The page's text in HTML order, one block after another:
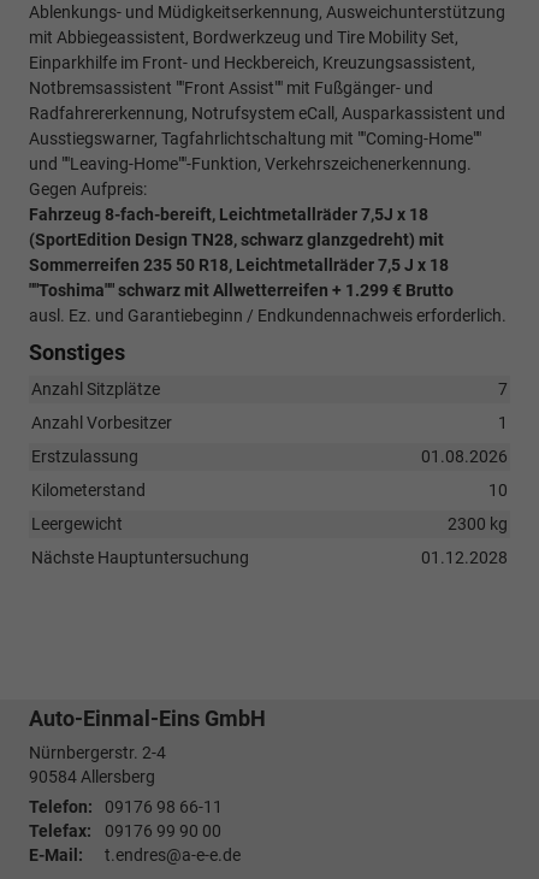
Ablenkungs- und Müdigkeitserkennung, Ausweichunterstützung
mit Abbiegeassistent, Bordwerkzeug und Tire Mobility Set,
Einparkhilfe im Front- und Heckbereich, Kreuzungsassistent,
Notbremsassistent ""Front Assist"" mit Fußgänger- und
Radfahrererkennung, Notrufsystem eCall, Ausparkassistent und
Ausstiegswarner, Tagfahrlichtschaltung mit ""Coming-Home""
und ""Leaving-Home""-Funktion, Verkehrszeichenerkennung.
Gegen Aufpreis:
Fahrzeug 8-fach-bereift, Leichtmetallräder 7,5J x 18
(SportEdition Design TN28, schwarz glanzgedreht) mit
Sommerreifen 235 50 R18, Leichtmetallräder 7,5 J x 18
""Toshima"" schwarz mit Allwetterreifen + 1.299 € Brutto
ausl. Ez. und Garantiebeginn / Endkundennachweis erforderlich.
Sonstiges
Anzahl Sitzplätze
7
Anzahl Vorbesitzer
1
Erstzulassung
01.08.2026
Kilometerstand
10
Leergewicht
2300 kg
Nächste Hauptuntersuchung
01.12.2028
Auto-Einmal-Eins GmbH
Nürnbergerstr. 2-4
90584Allersberg
Telefon:
09176 98 66-11
Telefax:
09176 99 90 00
E-Mail:
t.endres@a-e-e.de